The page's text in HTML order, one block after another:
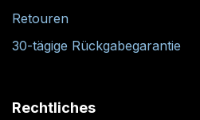
Retouren
30-tägige Rückgabegarantie
Rechtliches